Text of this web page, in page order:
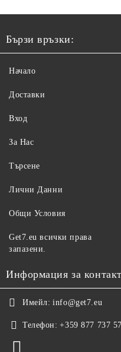
Бързи връзки:
Начало
Доставки
Вход
За Нас
Търсене
Лични Данни
Общи Условия
Get7.eu всички права
запазени.
Информация за
Имейл: info@get7.eu
Телефон: +359 877 737